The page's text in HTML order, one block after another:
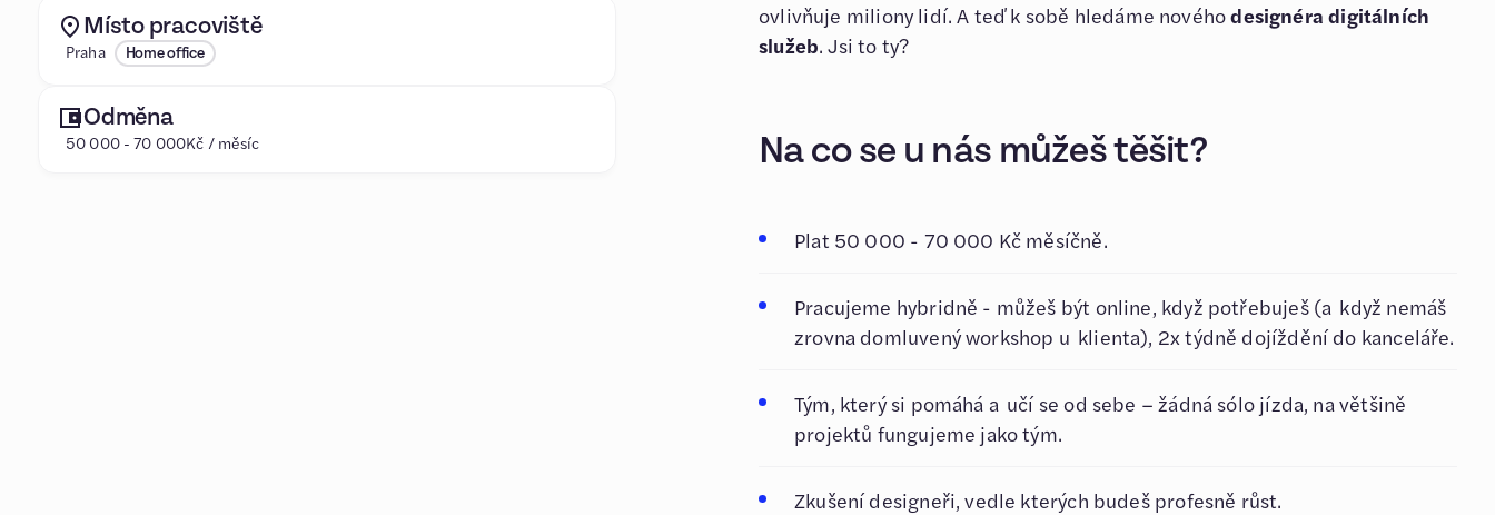
Místo pracoviště
Praha Home office
Odměna
50 000 - 70 000Kč / měsíc
ovlivňuje miliony lidí. A teď k sobě hledáme novéhodesignéra digitálních
služeb. Jsi to ty?
Na co se u nás můžeš těšit?
Plat 50 000 - 70 000 Kč měsíčně.
Pracujeme hybridně - můžeš být online, když potřebuješ (a když nemáš
zrovna domluvený workshop u klienta), 2x týdně dojíždění do kanceláře.
Tým, který si pomáhá a učí se od sebe – žádná sólo jízda, na většině
projektů fungujeme jako tým.
Zkušení designeři, vedle kterých budeš profesně růst.